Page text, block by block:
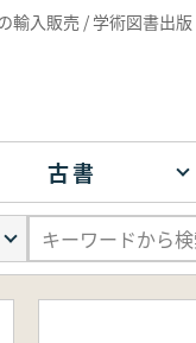
輸入販売 / 学術図書出版
古書